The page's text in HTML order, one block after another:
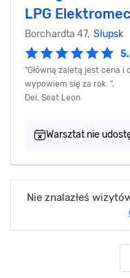
LPG
Borchardta 47, Słupsk
"Główną zaletą jest cena i
wypowiem się za rok. ",
Dei, Seat Leon
Warsztat nie
Nie znalazłeś